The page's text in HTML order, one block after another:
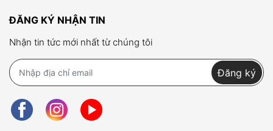
lỗi kỹ thuật
Khách hàng phải giữ lại
hànhđể được áp dụng chế độ bảo hành.
đầy đủ các điều kiện trên.
ĐĂNG KÝ NHẬN TIN
Nhận tin tức mới nhất từ chúng tôi
Đăng ký